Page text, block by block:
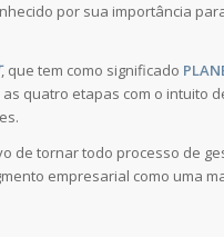
por sua importância
, que tem como significado
quatro etapas com o intuito
de tornar todo processo de
empresarial como uma